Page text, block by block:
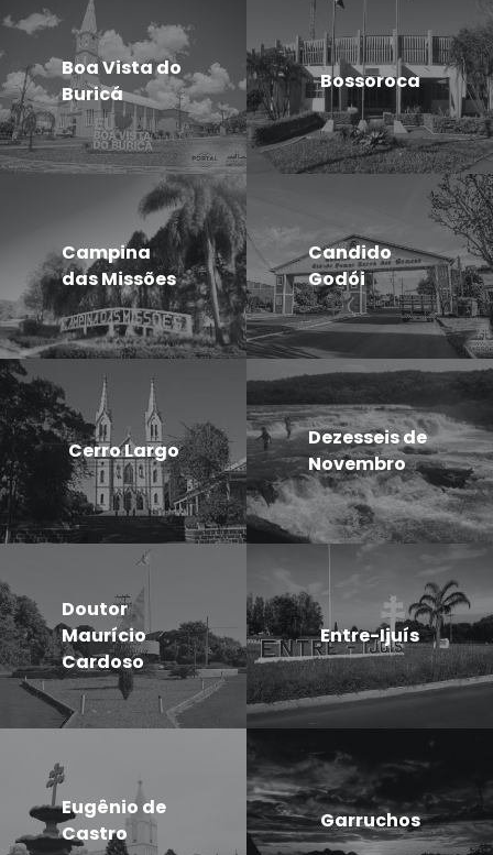
Boa Vista do
Buricá
Bossoroca
Campina
das Missões
Candido
Godói
Cerro Largo
Dezesseis de
Novembro
Doutor
Maurício
Cardoso
Entre-Ijuís
Eugênio de
Castro
Garruchos